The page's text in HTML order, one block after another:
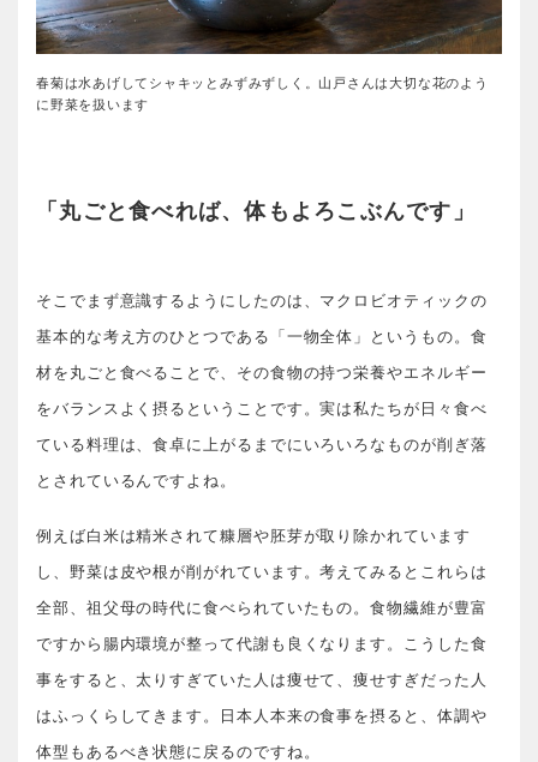
春菊は水あげしてシャキッとみずみずしく。山戸さんは大切な花のよう
に野菜を扱います
「丸ごと食べれば、体もよろこぶんです」
そこでまず意識するようにしたのは、マクロビオティックの
基本的な考え方のひとつである「一物全体」というもの。食
材を丸ごと食べることで、その食物の持つ栄養やエネルギー
をバランスよく摂るということです。実は私たちが日々食べ
ている料理は、食卓に上がるまでにいろいろなものが削ぎ落
とされているんですよね。
例えば白米は精米されて糠層や胚芽が取り除かれています
し、野菜は皮や根が削がれています。考えてみるとこれらは
全部、祖父母の時代に食べられていたもの。食物繊維が豊富
ですから腸内環境が整って代謝も良くなります。こうした食
事をすると、太りすぎていた人は痩せて、痩せすぎだった人
はふっくらしてきます。日本人本来の食事を摂ると、体調や
体型もあるべき状態に戻るのですね。